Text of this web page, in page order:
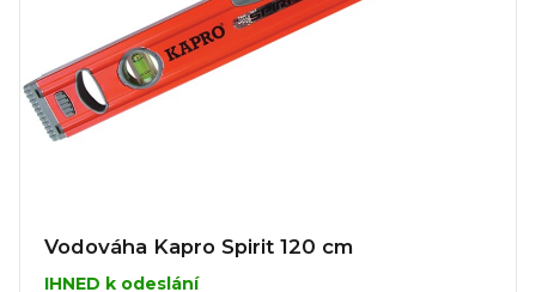
Vodováha Kapro Spirit 120 cm
IHNED k odeslání